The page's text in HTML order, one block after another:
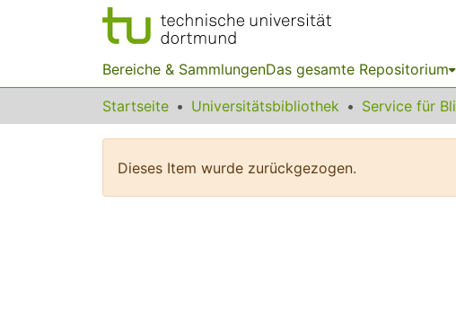
Bereiche & SammlungenDas gesamte Repositorium
Startseite Universitätsbibliothek
Dieses Item wurde zurückgezogen.